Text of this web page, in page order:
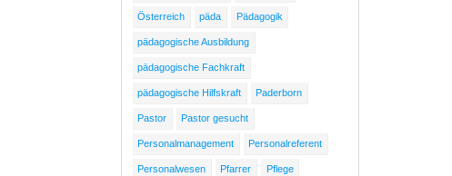
Österreich päda Pädagogik
pädagogische Ausbildung
pädagogische Fachkraft
pädagogische Hilfskraft Paderborn
Pastor Pastor gesucht
Personalmanagement Personalreferent
Personalwesen Pfarrer Pflege